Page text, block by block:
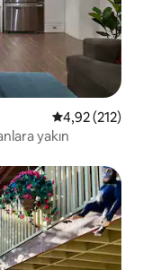
5 üzerinden
4,92 (212)
yakın
arasında